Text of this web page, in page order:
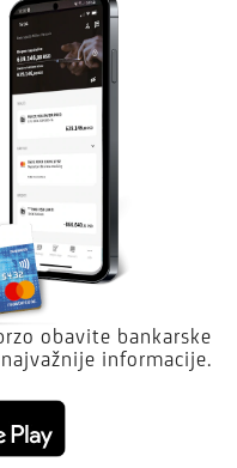
obavite bankarske
informacije.